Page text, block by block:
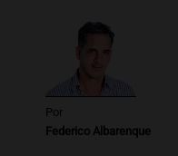
Por
Federico Albarenque